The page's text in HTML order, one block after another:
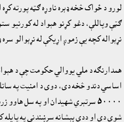
لورو د ځواک څخه ‌‌‌‌‌‌ډېره ناوړه ګټه پورته
ګټې وپاللې، دغو کړنو هېواد له کورنيو
نړېواله کچه يې زموږ اړيکې له نړېوالو سره
همدارنګه د ملي يووالي حکومت چې د
اساسي دندو څخه دى، دوی د امنيت په
٥٠٠٠٠ سرتېري شهيدان او په سل
شوي دي او ددې بېشانه سرښندنې په پايله